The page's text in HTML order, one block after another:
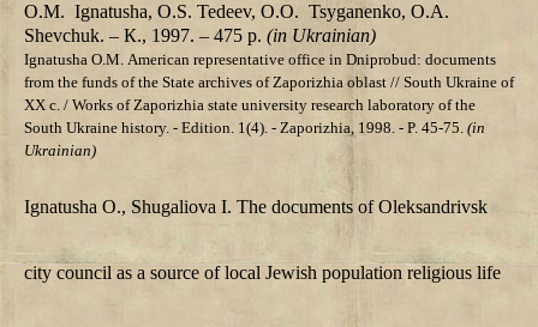
О.М. Ignatusha, О.S. Tedeev, О.О. Tsyganenko, О.А.
Shevchuk. – К., 1997. – 475 p. (in Ukrainian)
Ignatusha О.М. American representative office in Dniprobud: documents
from the funds of the State archives of Zaporizhia oblast // South Ukraine of
XX c. / Works of Zaporizhia state university research laboratory of the
South Ukraine history. - Edition. 1(4). - Zaporizhia, 1998. - P. 45-75. (in
Ukrainian)
Ignatusha О., Shugaliova І. The documents of Oleksandrivsk
city council as a source of local Jewish population religious life